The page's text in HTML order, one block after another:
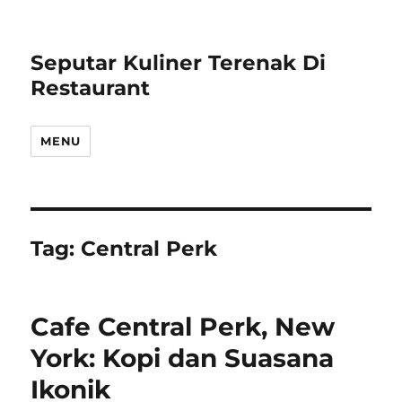
Seputar Kuliner Terenak Di
Restaurant
MENU
Tag: Central Perk
Cafe Central Perk, New
York: Kopi dan Suasana
Ikonik